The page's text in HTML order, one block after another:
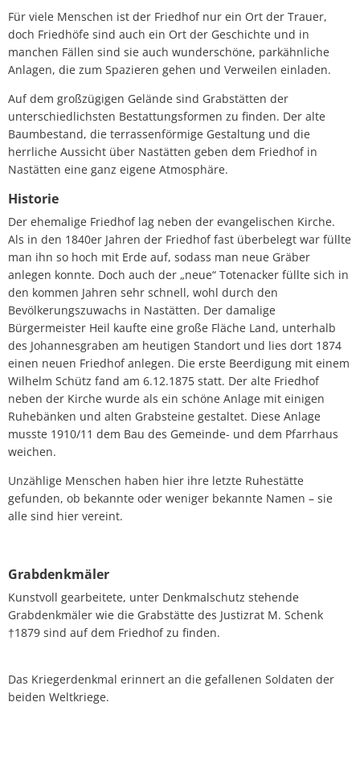
Abfallkalender
Nastätten-App
Für viele Menschen ist der Friedhof nur ein Ort der Trauer,
doch Friedhöfe sind auch ein Ort der Geschichte und in
manchen Fällen sind sie auch wunderschöne, parkähnliche
Anlagen, die zum Spazieren gehen und Verweilen einladen.
Auf dem großzügigen Gelände sind Grabstätten der
unterschiedlichsten Bestattungsformen zu finden. Der alte
Baumbestand, die terrassenförmige Gestaltung und die
herrliche Aussicht über Nastätten geben dem Friedhof in
Nastätten eine ganz eigene Atmosphäre.
Historie
Der ehemalige Friedhof lag neben der evangelischen Kirche.
Als in den 1840er Jahren der Friedhof fast überbelegt war füllte
man ihn so hoch mit Erde auf, sodass man neue Gräber
anlegen konnte. Doch auch der „neue“ Totenacker füllte sich in
den kommen Jahren sehr schnell, wohl durch den
Bevölkerungszuwachs in Nastätten. Der damalige
Bürgermeister Heil kaufte eine große Fläche Land, unterhalb
des Johannesgraben am heutigen Standort und lies dort 1874
einen neuen Friedhof anlegen. Die erste Beerdigung mit einem
Wilhelm Schütz fand am 6.12.1875 statt. Der alte Friedhof
neben der Kirche wurde als ein schöne Anlage mit einigen
Ruhebänken und alten Grabsteine gestaltet. Diese Anlage
musste 1910/11 dem Bau des Gemeinde- und dem Pfarrhaus
weichen.
Unzählige Menschen haben hier ihre letzte Ruhestätte
gefunden, ob bekannte oder weniger bekannte Namen – sie
alle sind hier vereint.
Grabdenkmäler
Kunstvoll gearbeitete, unter Denkmalschutz stehende
Grabdenkmäler wie die Grabstätte des Justizrat M. Schenk
†1879 sind auf dem Friedhof zu finden.
Das Kriegerdenkmal erinnert an die gefallenen Soldaten der
beiden Weltkriege.